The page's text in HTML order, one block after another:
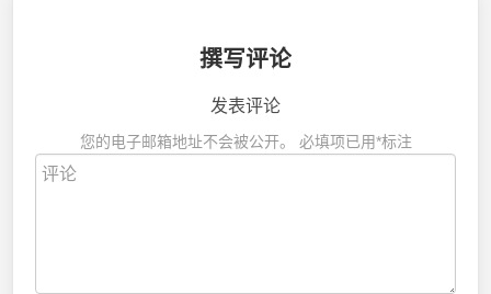
撰写评论
发表评论
您的电子邮箱地址不会被公开。 必填项已用*标注